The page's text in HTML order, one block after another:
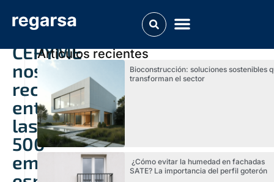
CEPYME
nos
reconoce
entre
las
500
empresas
Articulos recientes
Bioconstrucción: soluciones sostenibles
transforman el sector
¿Cómo evitar la humedad en fachadas
SATE? La importancia del perfil goterón